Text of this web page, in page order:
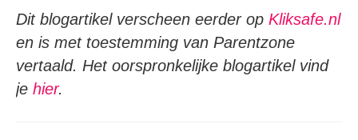
Dit blogartikel verscheen eerder op Kliksafe.nl
en is met toestemming van Parentzone
vertaald. Het oorspronkelijke blogartikel vind
je hier.